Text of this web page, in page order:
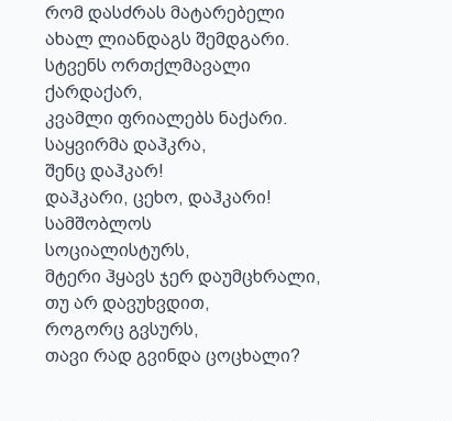
რომ დასძრას მატარებელი
ახალ ლიანდაგს შემდგარი.
სტვენს ორთქლმავალი
ქარდაქარ,
კვამლი ფრიალებს ნაქარი.
საყვირმა დაჰკრა,
შენც დაჰკარ!
დაჰკარი, ცეხო, დაჰკარი!
სამშობლოს
სოციალისტურს,
მტერი ჰყავს ჯერ დაუმცხრალი,
თუ არ დავუხვდით,
როგორც გვსურს,
თავი რად გვინდა ცოცხალი?